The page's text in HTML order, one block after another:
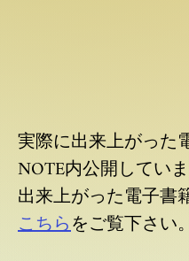
実際に出来上がった
NOTE内公開していま
出来上がった電子書
こちらをご覧下さい。